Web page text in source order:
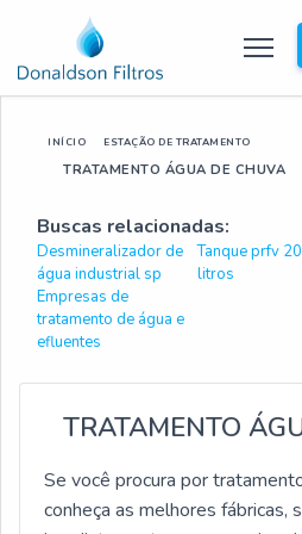
INÍCIO ESTAÇÃO DE TRATAMENTO
TRATAMENTO ÁGUA DE CHUVA
Buscas relacionadas:
Desmineralizador de
água industrial sp
Tanque prfv
litros
Empresas de
tratamento de água e
efluentes
TRATAMENTO
Se você procura por
conheça as melhores fábricas,